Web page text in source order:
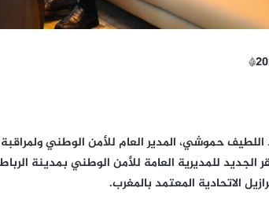
الجديد للمديرية العامة للأمن الوطني بمدينة
الاتحادية المعتمد بالمغرب.